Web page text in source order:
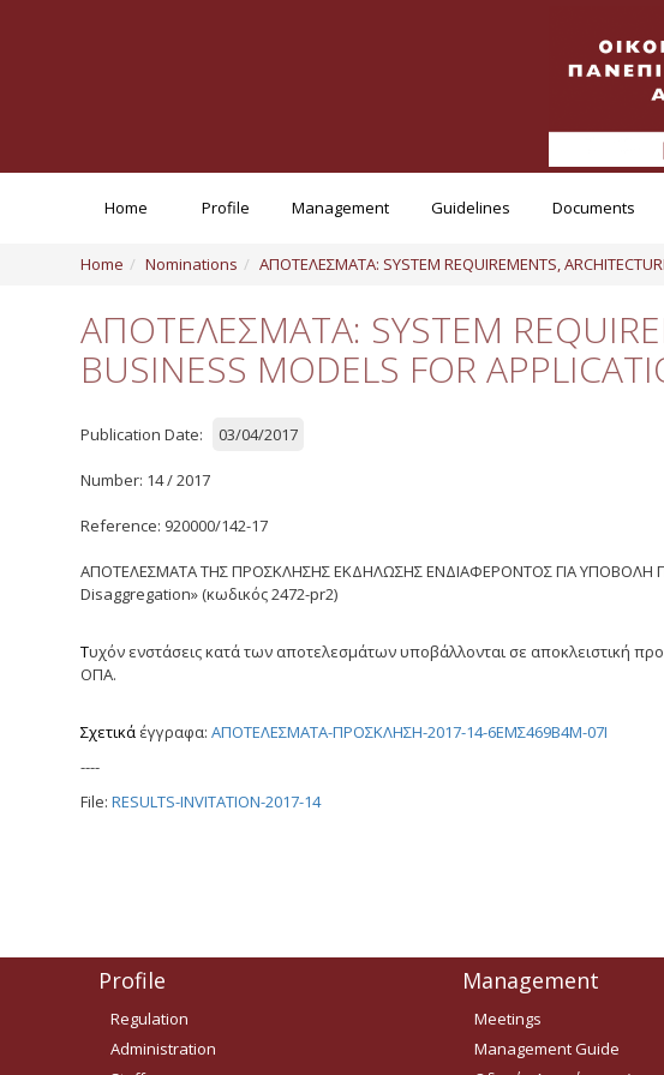
Home Profile Management Guidelines Documents
Home Nominations ΑΠΟΤΕΛΕΣΜΑΤΑ: SYSTEM REQUIREMENTS,
ΑΠΟΤΕΛΕΣΜΑΤΑ: SYSTEM
BUSINESS MODELS FOR
Publication Date: 03/04/2017
Number: 14 / 2017
Reference: 920000/142-17
ΑΠΟΤΕΛΕΣΜΑΤΑ ΤΗΣ ΠΡΟΣΚΛΗΣΗΣ ΕΚΔΗΛΩΣΗΣ ΕΝΔΙΑΦΕΡΟΝΤΟΣ ΓΙΑ ΥΠΟΒΟΛΗ
Disaggregation» (κωδικός 2472-pr2)
Τυχόν ενστάσεις κατά των αποτελεσμάτων υποβάλλονται σε αποκλειστική
ΟΠΑ.
Σχετικά έγγραφα: ΑΠΟΤΕΛΕΣΜΑΤΑ-ΠΡΟΣΚΛΗΣΗ-2017-14-6ΕΜΣ469Β4Μ-07Ι
----
File: RESULTS-INVITATION-2017-14
Profile
Regulation
Administration
Management
Meetings
Management Guide